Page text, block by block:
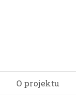
O projektu